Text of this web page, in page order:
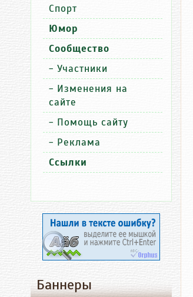
Спорт
Юмор
Сообщество
- Участники
- Изменения на
сайте
- Помощь сайту
- Реклама
Ссылки
Баннеры